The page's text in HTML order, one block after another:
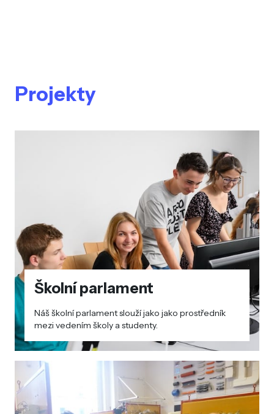
Projekty
Školní parlament
Náš školní parlament slouží jako jako prostředník
mezi vedením školy a studenty.